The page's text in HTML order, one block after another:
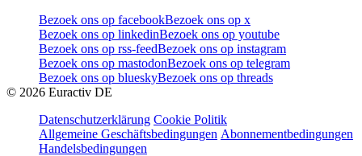
Bezoek ons op facebookBezoek ons op x
Bezoek ons op linkedinBezoek ons op youtube
Bezoek ons op rss-feedBezoek ons op instagram
Bezoek ons op mastodonBezoek ons op telegram
Bezoek ons op blueskyBezoek ons op threads
© 2026 Euractiv DE
Datenschutzerklärung Cookie Politik
Allgemeine Geschäftsbedingungen Abonnementbedingungen
Handelsbedingungen